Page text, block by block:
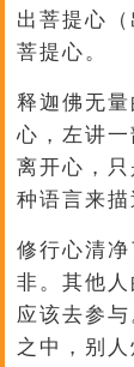
出菩提心
菩提心。
释迦佛无
心，左讲
离开心，
种语言来描
修行心清
非。其他
应该去参
之中，别